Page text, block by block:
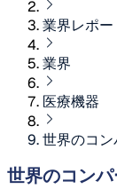
業界レポー
業界
医療機器
世界のコ
世界のコン